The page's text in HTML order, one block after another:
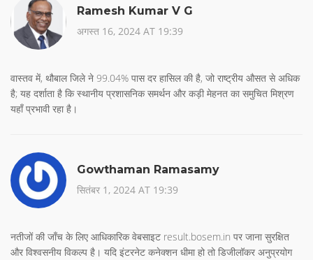
Ramesh Kumar V G
अगस्त 16, 2024 AT 19:39
वास्तव में, थौबाल जिले ने 99.04% पास दर हासिल की है, जो राष्ट्रीय औसत से अधिक
है; यह दर्शाता है कि स्थानीय प्रशासनिक समर्थन और कड़ी मेहनत का समुचित मिश्रण
यहाँ प्रभावी रहा है।
Gowthaman Ramasamy
सितंबर 1, 2024 AT 19:39
नतीजों की जाँच के लिए आधिकारिक वेबसाइट result.bosem.in पर जाना सुरक्षित
और विश्वसनीय विकल्प है। यदि इंटरनेट कनेक्शन धीमा हो तो डिजीलॉकर अनुप्रयोग